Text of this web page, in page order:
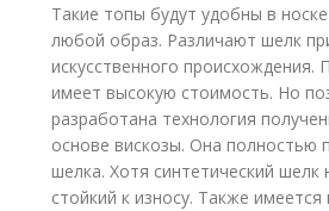
Такие топы будут удобны в
любой образ. Различают шелк
искусственного происхождения.
имеет высокую стоимость. Но
разработана технология
основе вискозы. Она полностью
шелка. Хотя синтетический шелк
стойкий к износу. Также